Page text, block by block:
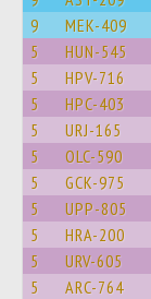
9 MEK-409
5 HUN-545
5 HPV-716
5 HPC-403
5 URJ-165
5 OLC-590
5 GCK-975
5 UPP-805
5 HRA-200
5 URV-605
5 ARC-764